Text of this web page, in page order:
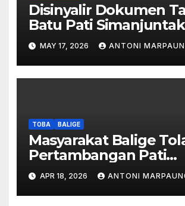
Disinyalir Dokumen
Batu Pati
Jerry Manurung :
Tidak Berada Di DTA –
Frengki Pardede :
MAY 17, 2026 ANTONI
TOBA BALIGE
Masyarakat Balige
Pertambangan Pati
Simanjuntak – btc
Investigasi Proses
APR 18, 2026 ANTONI